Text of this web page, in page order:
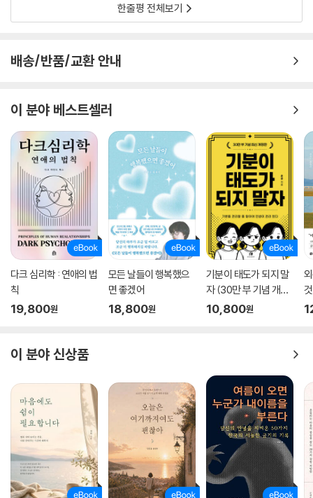
한줄평 전체보기
배송/반품/교환 안내
이 분야 베스트셀러
다크 심리학 : 연애의 법
칙
19,800원
모든 날들이 행복했으
면 좋겠어
18,800원
기분이 태도가 되지 말
자 (30만 부 기념 개정
판)
10,800원
이 분야 신상품